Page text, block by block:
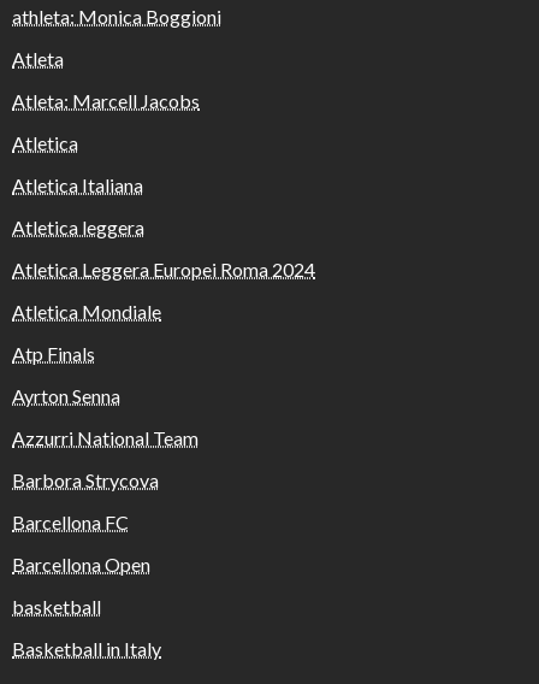
athleta: Monica Boggioni
Atleta
Atleta: Marcell Jacobs
Atletica
Atletica Italiana
Atletica leggera
Atletica Leggera Europei Roma 2024
Atletica Mondiale
Atp Finals
Ayrton Senna
Azzurri National Team
Barbora Strycova
Barcellona FC
Barcellona Open
basketball
Basketball in Italy